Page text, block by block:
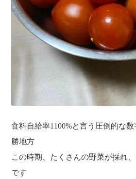
会員ページ
お買い物カゴ
送料について
食料自給率1100%と言う圧倒的な
勝地方
この時期、たくさんの野菜が採れ
です